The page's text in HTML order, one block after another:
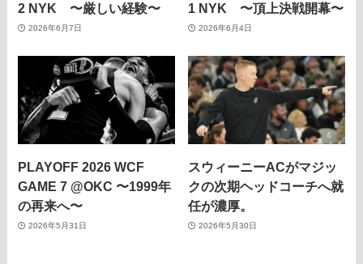
2 NYK 〜厳しい経験〜
2026年6月7日
1 NYK 〜頂上決戦開幕〜
2026年6月4日
PLAYOFF 2026 WCF
GAME 7 @OKC 〜1999年
の再来へ〜
2026年5月31日
スウィーニーACがマジッ
クの次期ヘッドコーチへ就
任が濃厚。
2026年5月30日